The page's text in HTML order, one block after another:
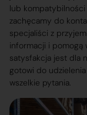
lub
zachęcamy do
specjaliści z
informacji i pomogą
satysfakcja jest dla
gotowi do
wszelkie pytania.